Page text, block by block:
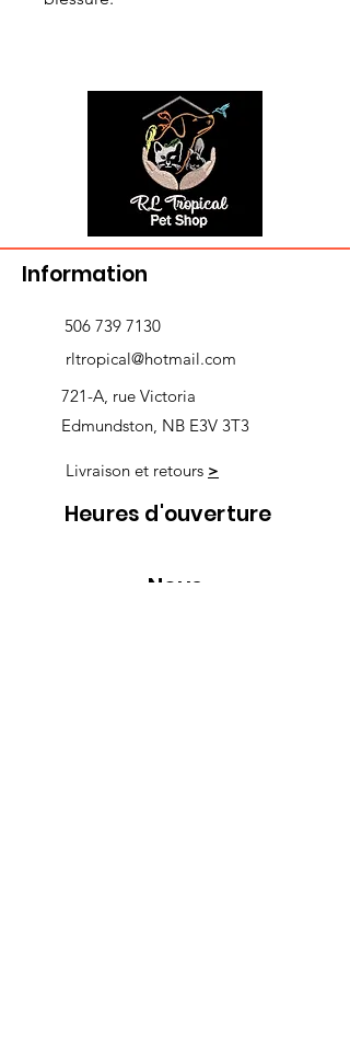
Information
506 739 7130
rltropical@hotmail.com
721-A, rue Victoria
Edmundston, NB E3V 3T3
Livraison et retours >
Heures d'ouverture
Nous